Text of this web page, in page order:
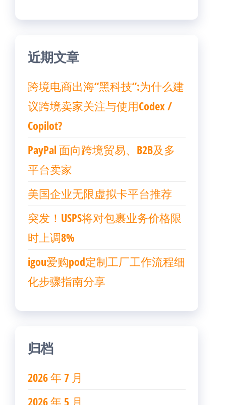
近期文章
跨境电商出海“黑科技”:为什么建
议跨境卖家关注与使用Codex /
Copilot?
PayPal 面向跨境贸易、B2B及多
平台卖家
美国企业无限虚拟卡平台推荐
突发！USPS将对包裹业务价格限
时上调8%
igou爱购pod定制工厂工作流程细
化步骤指南分享
归档
2026 年 7 月
2026 年 5 月